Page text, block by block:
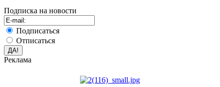
Подписка на новости
Подписаться
Отписаться
Реклама